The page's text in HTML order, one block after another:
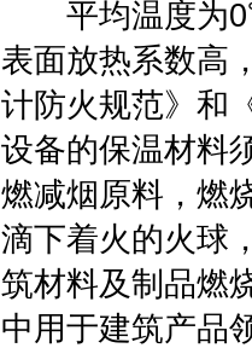
平均温度为0℃
表面放热系数高
计防火规范》和
设备的保温材料
燃减烟原料，燃
滴下着火的火球
筑材料及制品燃
中用于建筑产品